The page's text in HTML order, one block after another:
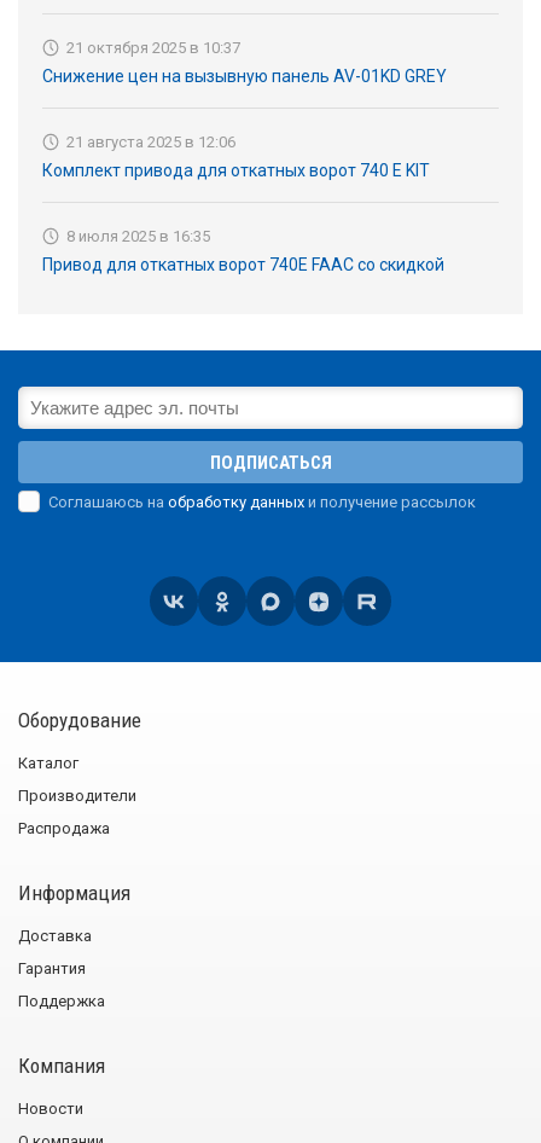
21 октября 2025 в 10:37
Снижение цен на вызывную панель AV-01KD GREY
21 августа 2025 в 12:06
Комплект привода для откатных ворот 740 E KIT
8 июля 2025 в 16:35
Привод для откатных ворот 740E FAAC со скидкой
ПОДПИСАТЬСЯ
Соглашаюсь на обработку данных и получение рассылок
Оборудование
Каталог
Производители
Распродажа
Информация
Доставка
Гарантия
Поддержка
Компания
Новости